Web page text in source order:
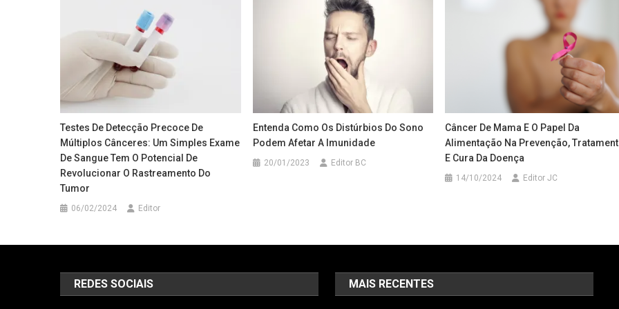
Testes De Detecção Precoce De
Múltiplos Cânceres: Um Simples Exame
De Sangue Tem O Potencial De
Revolucionar O Rastreamento Do
Tumor
06/02/2024 Editor
Entenda Como Os Distúrbios Do Sono
Podem Afetar A Imunidade
20/01/2023 Editor BC
Câncer De Mama E O Papel Da
Alimentação Na Prevenção,
E Cura Da Doença
14/10/2024 Editor JC
REDES SOCIAIS MAIS RECENTES